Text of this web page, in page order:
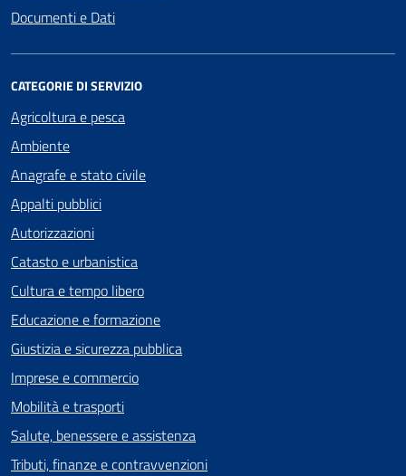
Documenti e Dati
CATEGORIE DI SERVIZIO
Agricoltura e pesca
Ambiente
Anagrafe e stato civile
Appalti pubblici
Autorizzazioni
Catasto e urbanistica
Cultura e tempo libero
Educazione e formazione
Giustizia e sicurezza pubblica
Imprese e commercio
Mobilità e trasporti
Salute, benessere e assistenza
Tributi, finanze e contravvenzioni